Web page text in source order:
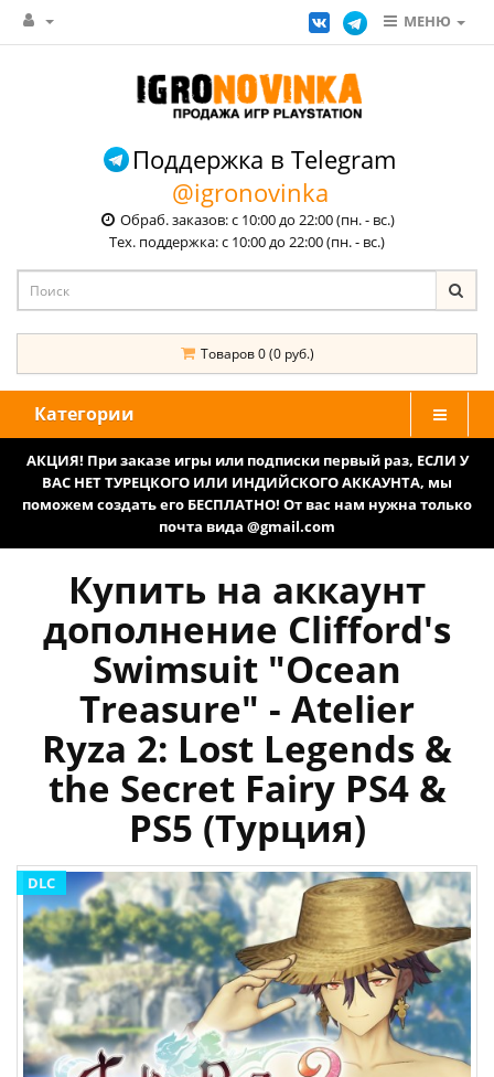
МЕНЮ
Поддержка в Telegram
@igronovinka
Обраб. заказов: с 10:00 до 22:00 (пн. - вс.)
Тех. поддержка: с 10:00 до 22:00 (пн. - вс.)
Товаров 0 (0 руб.)
Категории
АКЦИЯ! При заказе игры или подписки первый раз, ЕСЛИ У
ВАС НЕТ ТУРЕЦКОГО ИЛИ ИНДИЙСКОГО АККАУНТА, мы
поможем создать его БЕСПЛАТНО! От вас нам нужна только
почта вида @gmail.com
Купить на аккаунт
дополнение Clifford's
Swimsuit "Ocean
Treasure" - Atelier
Ryza 2: Lost Legends &
the Secret Fairy PS4 &
PS5 (Турция)
DLC